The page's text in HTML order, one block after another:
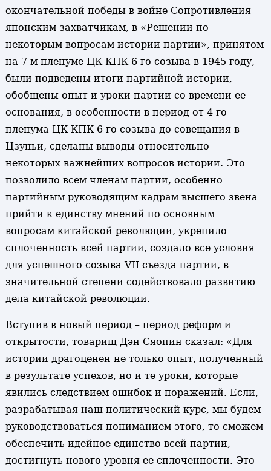
окончательной победы в войне Сопротивления
японским захватчикам, в «Решении по
некоторым вопросам истории партии», принятом
на 7-м пленуме ЦК КПК 6-го созыва в 1945 году,
были подведены итоги партийной истории,
обобщены опыт и уроки партии со времени ее
основания, в особенности в период от 4-го
пленума ЦК КПК 6-го созыва до совещания в
Цзуньи, сделаны выводы относительно
некоторых важнейших вопросов истории. Это
позволило всем членам партии, особенно
партийным руководящим кадрам высшего звена
прийти к единству мнений по основным
вопросам китайской революции, укрепило
сплоченность всей партии, создало все условия
для успешного созыва VII съезда партии, в
значительной степени содействовало развитию
дела китайской революции.
Вступив в новый период – период реформ и
открытости, товарищ Дэн Сяопин сказал: «Для
истории драгоценен не только опыт, полученный
в результате успехов, но и те уроки, которые
явились следствием ошибок и поражений. Если,
разрабатывая наш политический курс, мы будем
руководствоваться пониманием этого, то сможем
обеспечить идейное единство всей партии,
достигнуть нового уровня ее сплоченности. Это